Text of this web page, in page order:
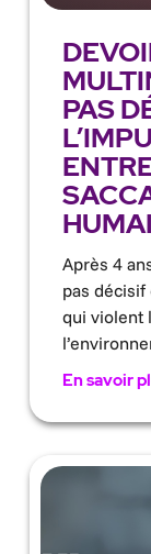
PAS
Après 4
pas
qui violent
En savoir